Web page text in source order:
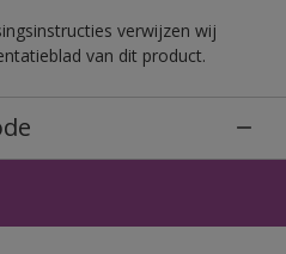
verwijzen wij
van dit product.